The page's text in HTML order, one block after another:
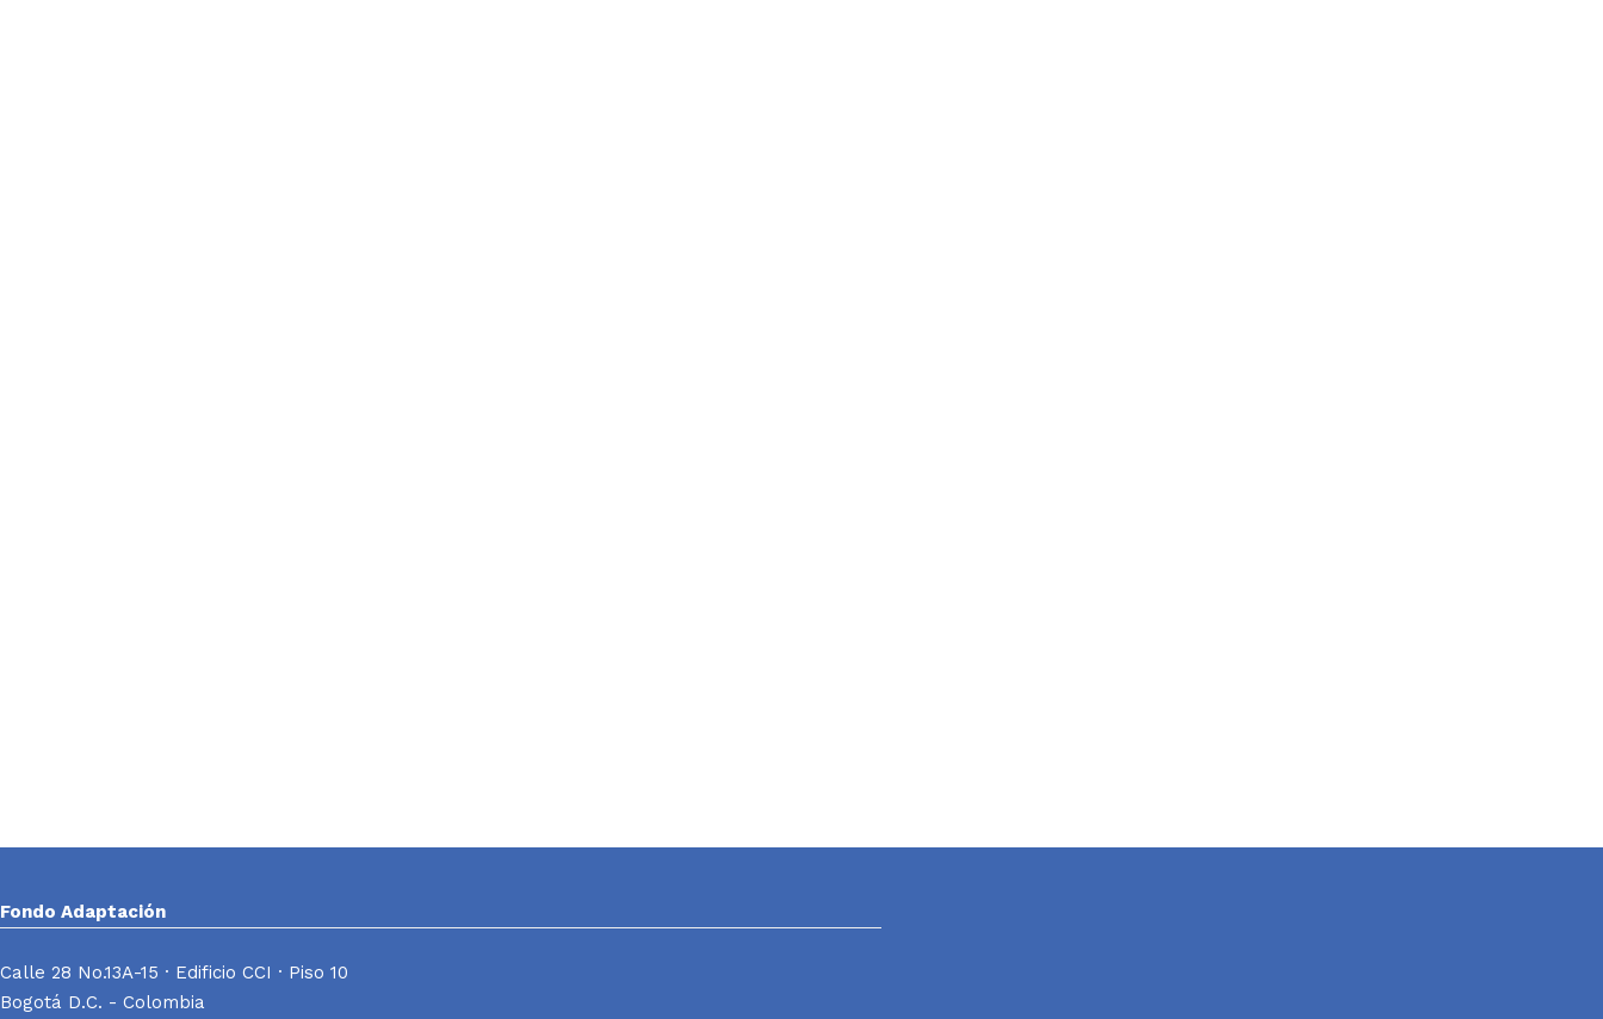
Fondo Adaptación
Calle 28 No.13A-15 · Edificio CCI · Piso 10
Bogotá D.C. - Colombia